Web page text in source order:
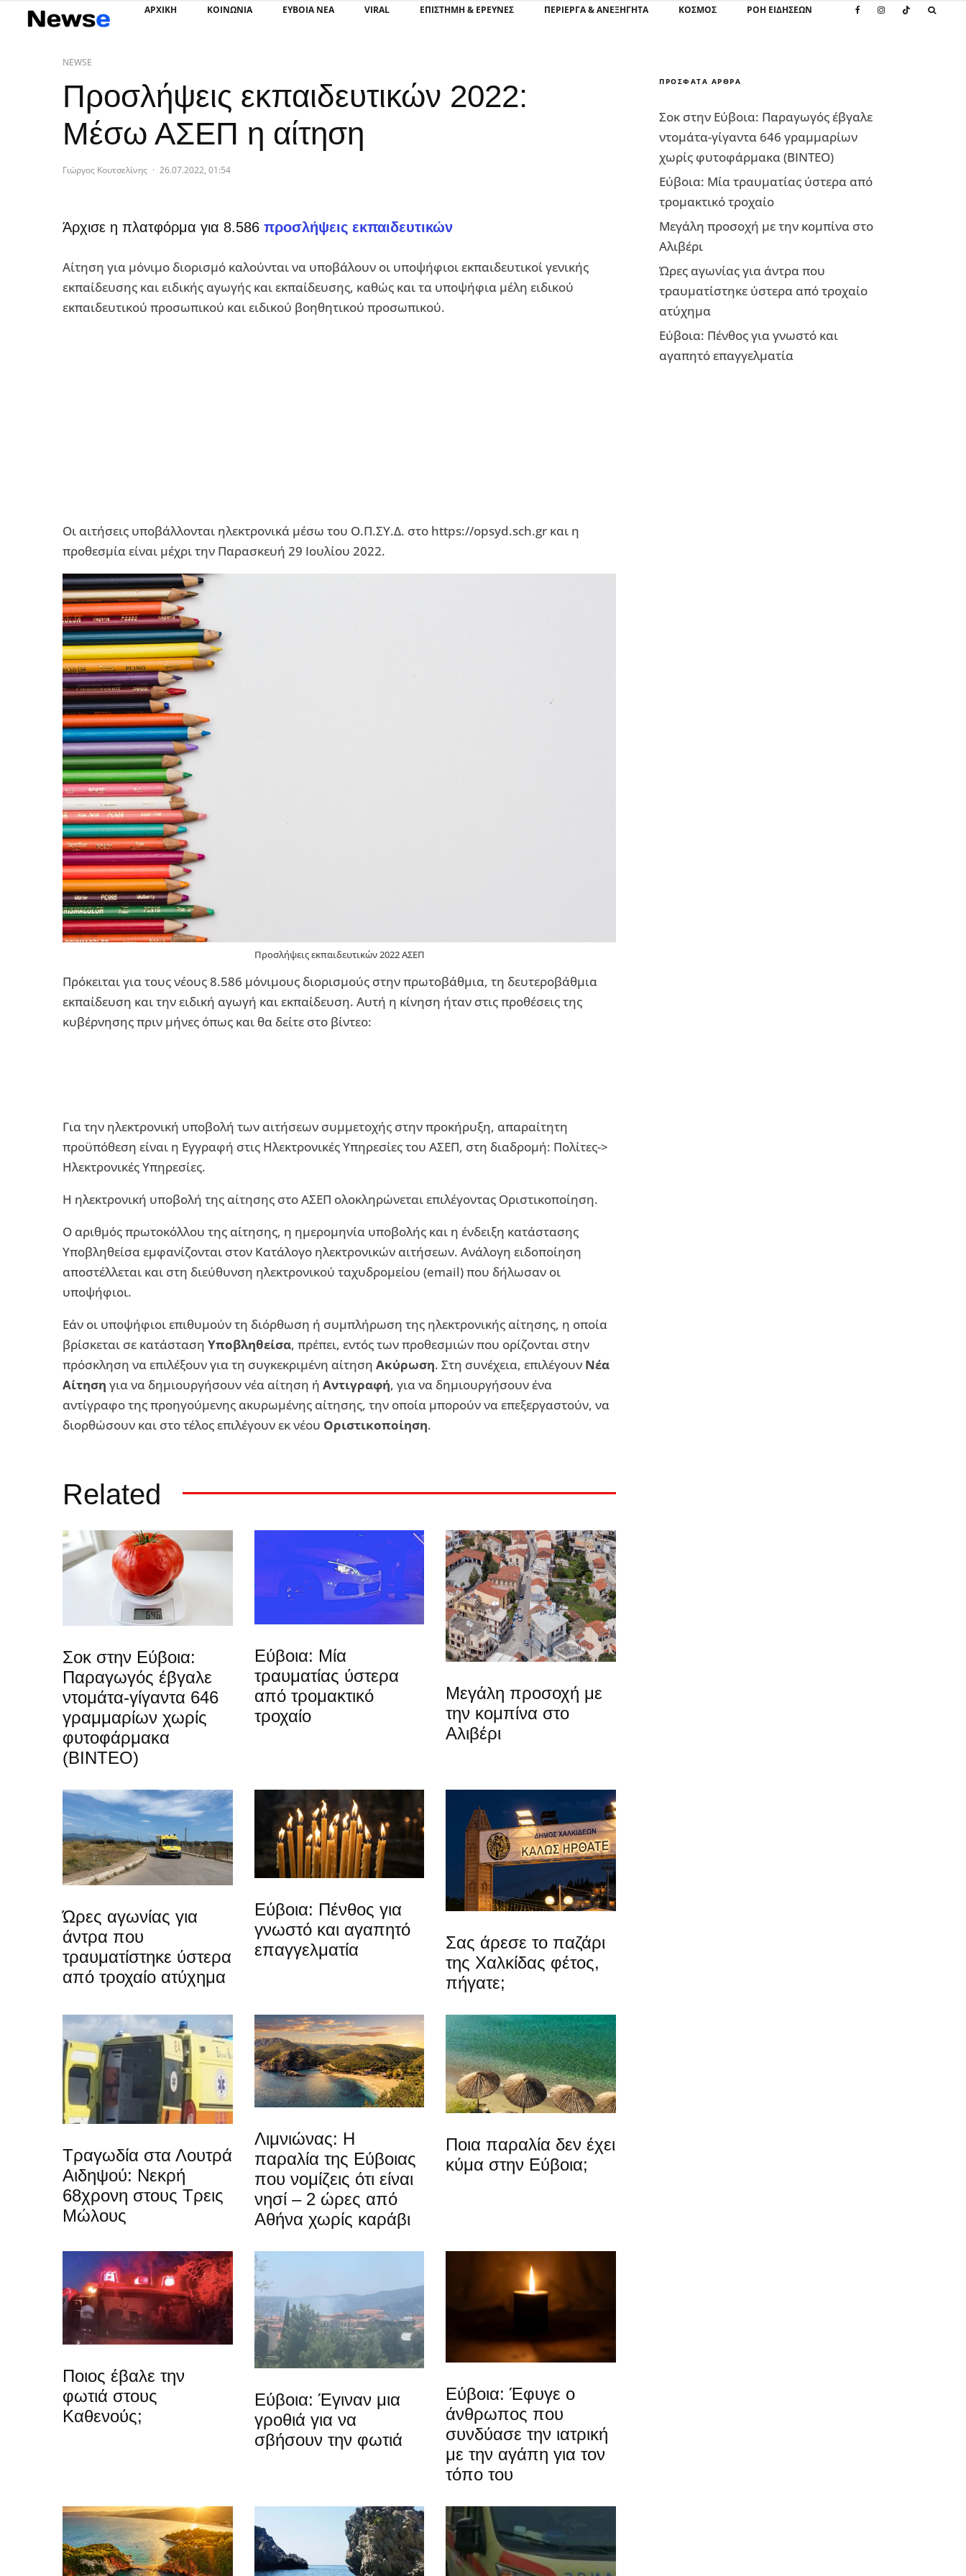
ΑΡΧΙΚΗ ΚΟΙΝΩΝΙΑ ΕΥΒΟΙΑ ΝΕΑ VIRAL ΕΠΙΣΤΉΜΗ & ΈΡΕΥΝΕΣ ΠΕΡΊΕΡΓΑ & ΑΝΕΞΉΓΗΤΑ ΚΌΣΜΟΣ ΡΟΗ ΕΙΔΗΣΕΩΝ
NEWSE
Προσλήψεις εκπαιδευτικών 2022:
Μέσω ΑΣΕΠ η αίτηση
Γιώργος Κουτσελίνης · 26.07.2022, 01:54
Άρχισε η πλατφόρμα για 8.586 προσλήψεις εκπαιδευτικών
Αίτηση για μόνιμο διορισμό καλούνται να υποβάλουν οι υποψήφιοι εκπαιδευτικοί γενικής
εκπαίδευσης και ειδικής αγωγής και εκπαίδευσης, καθώς και τα υποψήφια μέλη ειδικού
εκπαιδευτικού προσωπικού και ειδικού βοηθητικού προσωπικού.
Οι αιτήσεις υποβάλλονται ηλεκτρονικά μέσω του Ο.Π.ΣΥ.Δ. στο https://opsyd.sch.gr και η
προθεσμία είναι μέχρι την Παρασκευή 29 Ιουλίου 2022.
Προσλήψεις εκπαιδευτικών 2022 ΑΣΕΠ
Πρόκειται για τους νέους 8.586 μόνιμους διορισμούς στην πρωτοβάθμια, τη δευτεροβάθμια
εκπαίδευση και την ειδική αγωγή και εκπαίδευση. Αυτή η κίνηση ήταν στις προθέσεις της
κυβέρνησης πριν μήνες όπως και θα δείτε στο βίντεο:
Για την ηλεκτρονική υποβολή των αιτήσεων συμμετοχής στην προκήρυξη, απαραίτητη
προϋπόθεση είναι η Εγγραφή στις Ηλεκτρονικές Υπηρεσίες του ΑΣΕΠ, στη διαδρομή: Πολίτες->
Ηλεκτρονικές Υπηρεσίες.
Η ηλεκτρονική υποβολή της αίτησης στο ΑΣΕΠ ολοκληρώνεται επιλέγοντας Οριστικοποίηση.
Ο αριθμός πρωτοκόλλου της αίτησης, η ημερομηνία υποβολής και η ένδειξη κατάστασης
Υποβληθείσα εμφανίζονται στον Κατάλογο ηλεκτρονικών αιτήσεων. Ανάλογη ειδοποίηση
αποστέλλεται και στη διεύθυνση ηλεκτρονικού ταχυδρομείου (email) που δήλωσαν οι
υποψήφιοι.
Εάν οι υποψήφιοι επιθυμούν τη διόρθωση ή συμπλήρωση της ηλεκτρονικής αίτησης, η οποία
βρίσκεται σε κατάσταση Υποβληθείσα, πρέπει, εντός των προθεσμιών που ορίζονται στην
πρόσκληση να επιλέξουν για τη συγκεκριμένη αίτηση Ακύρωση. Στη συνέχεια, επιλέγουν Νέα
Αίτηση για να δημιουργήσουν νέα αίτηση ή Αντιγραφή, για να δημιουργήσουν ένα
αντίγραφο της προηγούμενης ακυρωμένης αίτησης, την οποία μπορούν να επεξεργαστούν, να
διορθώσουν και στο τέλος επιλέγουν εκ νέου Οριστικοποίηση.
Related
Σοκ στην Εύβοια:
Παραγωγός έβγαλε
ντομάτα-γίγαντα 646
γραμμαρίων χωρίς
φυτοφάρμακα
(ΒΙΝΤΕΟ)
Εύβοια: Μία
τραυματίας ύστερα
από τρομακτικό
τροχαίο
Μεγάλη προσοχή με
την κομπίνα στο
Αλιβέρι
Ώρες αγωνίας για
άντρα που
τραυματίστηκε ύστερα
από τροχαίο ατύχημα
Εύβοια: Πένθος για
γνωστό και αγαπητό
επαγγελματία
Σας άρεσε το παζάρι
της Χαλκίδας φέτος,
πήγατε;
Τραγωδία στα Λουτρά
Αιδηψού: Νεκρή
68χρονη στους Τρεις
Μώλους
Λιμνιώνας: Η
παραλία της Εύβοιας
που νομίζεις ότι είναι
νησί – 2 ώρες από
Αθήνα χωρίς καράβι
Ποια παραλία δεν έχει
κύμα στην Εύβοια;
Ποιος έβαλε την
φωτιά στους
Καθενούς;
Εύβοια: Έγιναν μια
γροθιά για να
σβήσουν την φωτιά
Εύβοια: Έφυγε ο
άνθρωπος που
συνδύασε την ιατρική
με την αγάπη για τον
τόπο του
ΠΡΌΣΦΑΤΑ ΆΡΘΡΑ
Σοκ στην Εύβοια: Παραγωγός έβγαλε
ντομάτα-γίγαντα 646 γραμμαρίων
χωρίς φυτοφάρμακα (ΒΙΝΤΕΟ)
Εύβοια: Μία τραυματίας ύστερα από
τρομακτικό τροχαίο
Μεγάλη προσοχή με την κομπίνα στο
Αλιβέρι
Ώρες αγωνίας για άντρα που
τραυματίστηκε ύστερα από τροχαίο
ατύχημα
Εύβοια: Πένθος για γνωστό και
αγαπητό επαγγελματία